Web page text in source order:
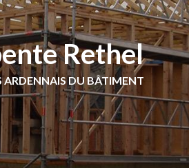
Rethel
ARDENNAIS DU BÂTIMENT